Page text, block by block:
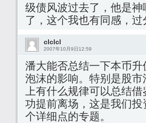
级债风波过去了，他是
了，这个我也有同感，
clclcl
2007年10月9日12:59
潘大能否总结一下本币
泡沫的影响。特别是股
上有什么规律可以总结
功提前离场，这是我们
个详细点的专题。